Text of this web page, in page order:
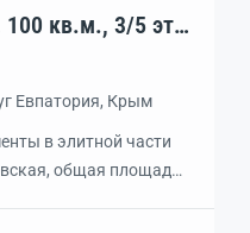
100 кв.м., 3/5 эт.,
Евпатория, Крым
в элитной части
общая площадь